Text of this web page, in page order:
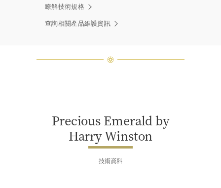
兩顆相同的鑽石。」 海瑞溫斯頓的每
一件高級珠寶作品也是如此：每個寶
石皆與眾不同而採用獨特鑲嵌方式，
瞭解技術規格
查詢相關產品維護資訊
Precious Emerald by
Harry Winston
技術資料